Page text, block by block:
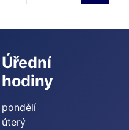
Úřední
hodiny
pondělí
úterý